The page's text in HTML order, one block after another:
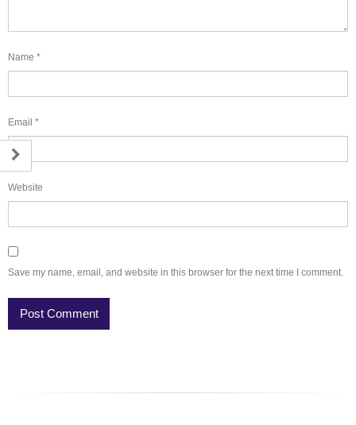
Name *
Email *
Website
Save my name, email, and website in this browser for the next time I comment.